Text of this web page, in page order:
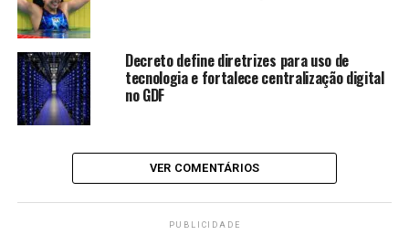
para o Distrito Federal.
Esse evento fortalece o
nosso esporte, projeta
Brasília no cenário
internacional e deixa um
legado importante para o
desenvolvimento do
Decreto define diretrizes para uso de
tecnologia e fortalece centralização digital
no GDF
VER COMENTÁRIOS
PUBLICIDADE